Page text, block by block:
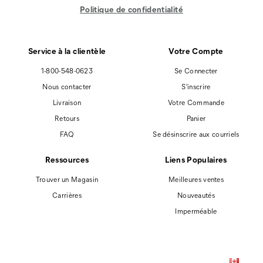
Service à la clientèle
1-800-548-0623
Nous contacter
Livraison
Retours
FAQ
Votre Compte
Se Connecter
S'inscrire
Votre Commande
Panier
Se désinscrire aux courriels
Ressources
Trouver un Magasin
Carrières
Liens Populaires
Meilleures ventes
Nouveautés
Imperméable
Politique de confidentialité